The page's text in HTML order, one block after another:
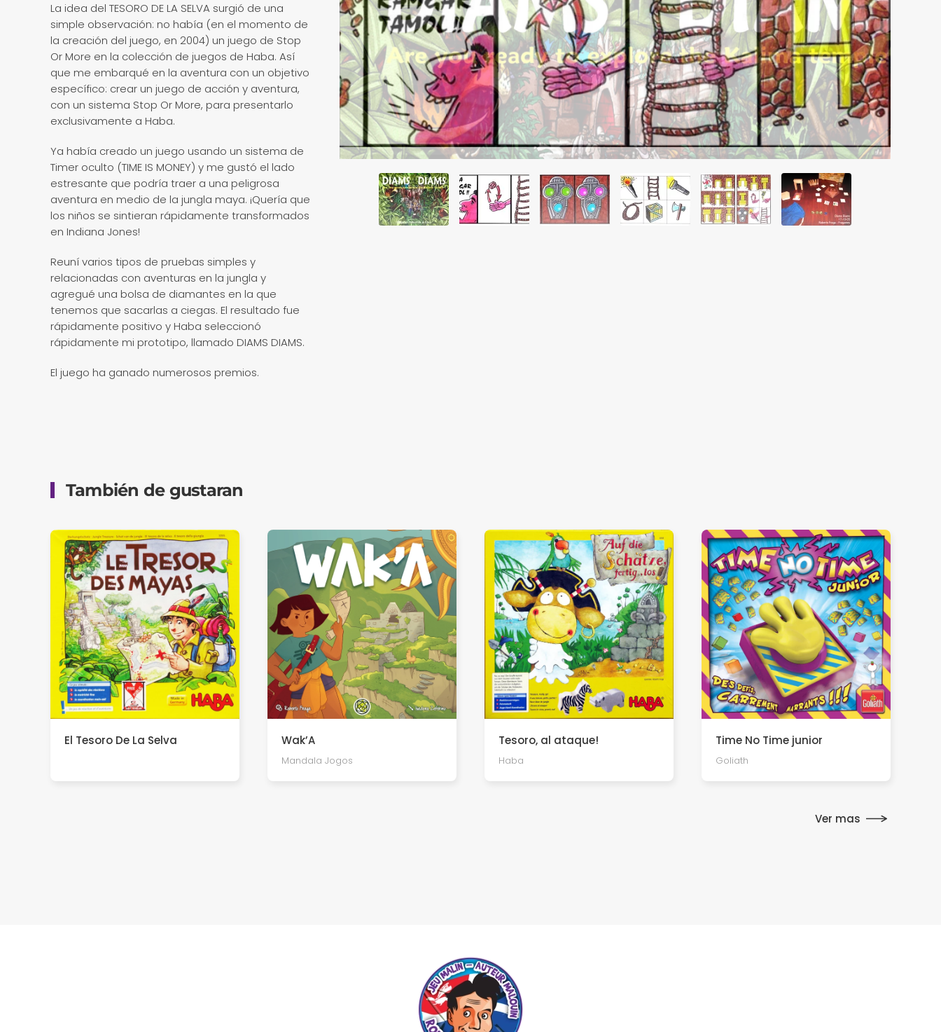
La idea del TESORO DE LA SELVA surgió de una
simple observación: no había (en el momento de
la creación del juego, en 2004) un juego de Stop
Or More en la colección de juegos de Haba. Así
que me embarqué en la aventura con un objetivo
específico: crear un juego de acción y aventura,
con un sistema Stop Or More, para presentarlo
exclusivamente a Haba.
Ya había creado un juego usando un sistema de
Timer oculto (TIME IS MONEY) y me gustó el lado
estresante que podría traer a una peligrosa
aventura en medio de la jungla maya. ¡Quería que
los niños se sintieran rápidamente transformados
en Indiana Jones!
Reuní varios tipos de pruebas simples y
relacionadas con aventuras en la jungla y
agregué una bolsa de diamantes en la que
tenemos que sacarlas a ciegas. El resultado fue
rápidamente positivo y Haba seleccionó
rápidamente mi prototipo, llamado DIAMS DIAMS.
El juego ha ganado numerosos premios.
También de gustaran
El Tesoro De La Selva Wak’A
Mandala Jogos
Tesoro, al ataque!
Haba
Time No Time junior
Goliath
Ver mas